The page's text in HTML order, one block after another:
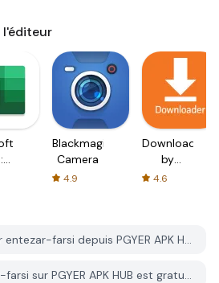
l'éditeur
Blackmagic
Camera
4.9
Downloader
by
AFTVnews
4.6
Comment télécharger entezar-farsi depuis PGYER APK HUB?
Est-ce que le entezar-farsi sur PGYER APK HUB est gratuit?